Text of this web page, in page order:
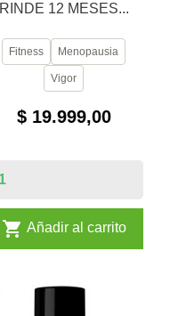
RINDE 12 MESES...
Fitness Menopausia
Vigor
$ 19.999,00
 Añadir al carrito